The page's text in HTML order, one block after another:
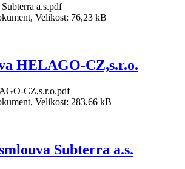
a.s.pdf
Velikost: 76,23 kB
HELAGO-CZ,s.r.o.
CZ,s.r.o.pdf
Velikost: 283,66 kB
Subterra a.s.